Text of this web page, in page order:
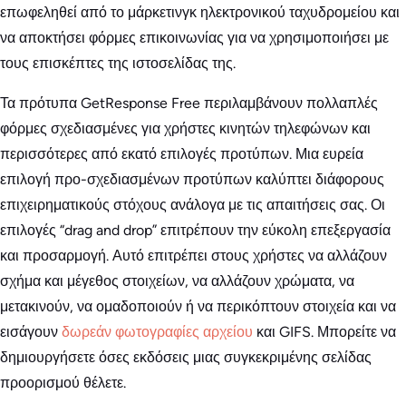
επωφεληθεί από το μάρκετινγκ ηλεκτρονικού ταχυδρομείου και
να αποκτήσει φόρμες επικοινωνίας για να χρησιμοποιήσει με
τους επισκέπτες της ιστοσελίδας της.
Τα πρότυπα GetResponse Free περιλαμβάνουν πολλαπλές
φόρμες σχεδιασμένες για χρήστες κινητών τηλεφώνων και
περισσότερες από εκατό επιλογές προτύπων. Μια ευρεία
επιλογή προ-σχεδιασμένων προτύπων καλύπτει διάφορους
επιχειρηματικούς στόχους ανάλογα με τις απαιτήσεις σας. Οι
επιλογές “drag and drop” επιτρέπουν την εύκολη επεξεργασία
και προσαρμογή. Αυτό επιτρέπει στους χρήστες να αλλάζουν
σχήμα και μέγεθος στοιχείων, να αλλάζουν χρώματα, να
μετακινούν, να ομαδοποιούν ή να περικόπτουν στοιχεία και να
εισάγουν δωρεάν φωτογραφίες αρχείου και GIFS. Μπορείτε να
δημιουργήσετε όσες εκδόσεις μιας συγκεκριμένης σελίδας
προορισμού θέλετε.